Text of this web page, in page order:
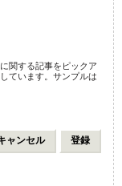
関する記事をピックア
ています。サンプルは